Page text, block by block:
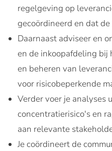
regelgeving op
gecoördineerd en dat
Daarnaast adviseer en
en de inkoopafdeling bij
en beheren van
voor risicobeperkende
Verder voer je analyses
concentratierisico's en
aan relevante
Je coördineert de